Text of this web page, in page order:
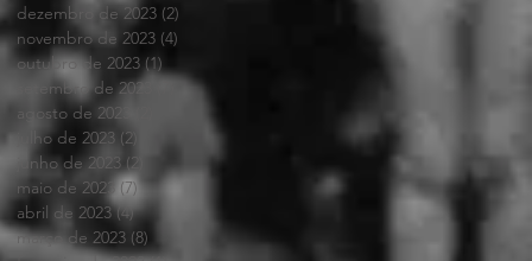
dezembro de 2023 (2)
novembro de 2023 (4)
outubro de 2023 (1)
setembro de 2023
7 posts
agosto de 2023
julho de 2023 (2)
junho de 2023 (2)
maio de 2023 (7) 7 posts
abril de 2023 (4)4 posts
março de 2023 (8)